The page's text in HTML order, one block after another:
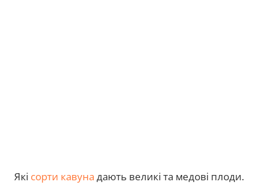
Які сорти кавуна дають великі та медові плоди.